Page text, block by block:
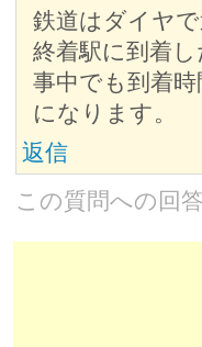
鉄道はダイヤ
終着駅に到着
事中でも到着
になります。
返信
この質問への回